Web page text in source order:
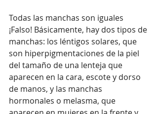
Todas las manchas son iguales
¡Falso! Básicamente, hay dos tipos de
manchas: los léntigos solares, que
son hiperpigmentaciones de la piel
del tamaño de una lenteja que
aparecen en la cara, escote y dorso
de manos, y las manchas
hormonales o melasma, que